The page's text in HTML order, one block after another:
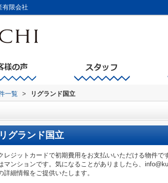
有限会社
一覧 > リグランド国立
リグランド国立
レジットカードで初期費用をお支払いいただける物件
マンションです。気になることがありましたら、
詳細情報をご提供いたします。